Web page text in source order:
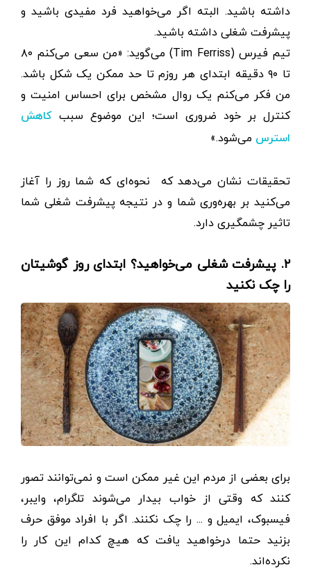
داشته باشید. البته اگر می‌خواهید فرد مفیدی باشید و
پیشرفت شغلی داشته باشید.
تیم فیرس (Tim Ferriss) می‌گوید: «من سعی می‌کنم ۸۰
تا ۹۰ دقیقه ابتدای هر روزم تا حد ممکن یک شکل باشد.
من فکر می‌کنم یک روال مشخص برای احساس امنیت و
کنترل بر خود ضروری است؛ این موضوع سبب کاهش
استرس می‌شود.»
تحقیقات نشان می‌دهد که نحوه‌ای که شما روز را آغاز
می‌کنید بر بهره‌وری شما و در نتیجه پیشرفت شغلی شما
تاثیر چشمگیری دارد.
۲. پیشرفت شغلی می‌خواهید؟ ابتدای روز گوشیتان
را چک نکنید
برای بعضی از مردم این غیر ممکن است و نمی‌توانند تصور
کنند که وقتی از خواب بیدار می‌شوند تلگرام، وایبر،
فیسبوک، ایمیل و ... را چک نکنند. اگر با افراد موفق حرف
بزنید حتما درخواهید یافت که هیچ کدام این کار را
نکرده‌اند.